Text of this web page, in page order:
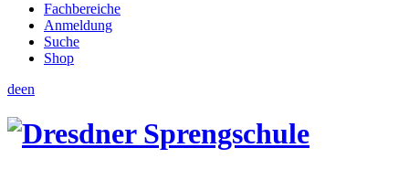
Fachbereiche
Anmeldung
Suche
Shop
deen